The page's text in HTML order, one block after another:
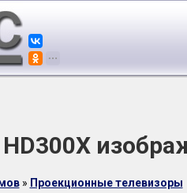
» Проекционные телевизоры